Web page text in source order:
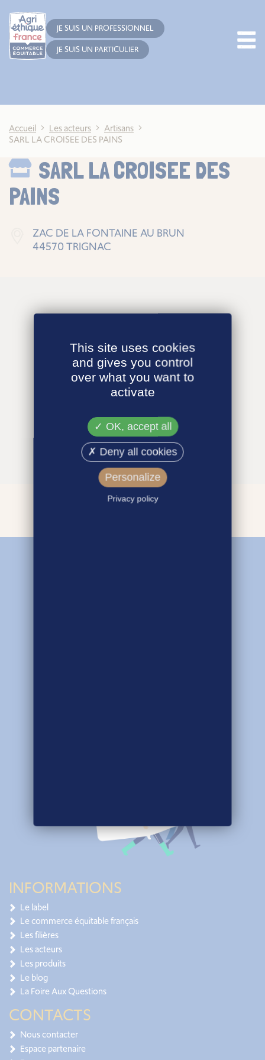
JE SUIS UN PROFESSIONNEL
JE SUIS UN PARTICULIER
Accueil Les acteurs
Artisans
SARL LA CROISEE DES PAINS
SARL LA CROISEE DES
PAINS
ZAC DE LA FONTAINE AU BRUN
44570 TRIGNAC
INFORMATIONS
Le label
Le commerce équitable français
Les filières
Les acteurs
Les produits
Le blog
La Foire Aux Questions
CONTACTS
Nous contacter
Espace partenaire
This site uses cookies
and gives you control
over what you want to
activate
OK, accept all
Deny all cookies
Personalize
Privacy policy